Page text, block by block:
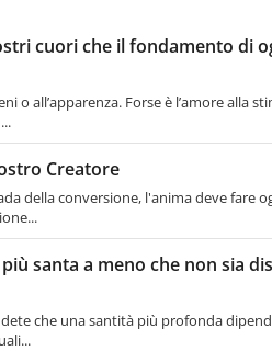
cuori che il fondamento di
o all’apparenza. Forse è l’amore alla
Creatore
della conversione, l'anima deve fare
santa a meno che non sia
che una santità più profonda